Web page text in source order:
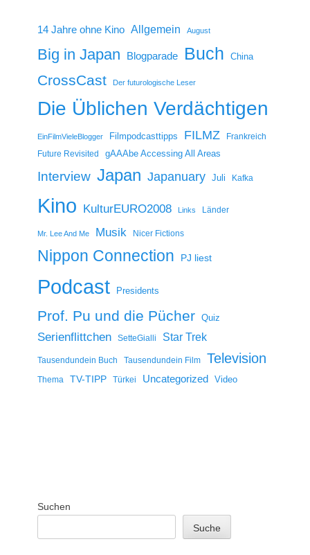
14 Jahre ohne Kino Allgemein August
Big in Japan Blogparade Buch China
CrossCast Der futurologische Leser
Die Üblichen Verdächtigen
EinFilmVieleBlogger Filmpodcasttipps FILMZ
Frankreich
Future Revisited
gAAAbe Accessing All Areas
Interview Japan Japanuary Juli Kafka
Kino KulturEURO2008 Links Länder
Mr. Lee And Me Musik Nicer Fictions
Nippon Connection PJ liest
Podcast Presidents
Prof. Pu und die Pücher Quiz
Serienflittchen SetteGialli Star Trek
Tausendundein Buch Tausendundein Film Television
Thema TV-TIPP Türkei Uncategorized Video
Suchen
Suche